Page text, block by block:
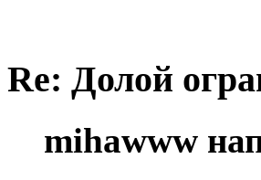
Re: Долой
mihawww